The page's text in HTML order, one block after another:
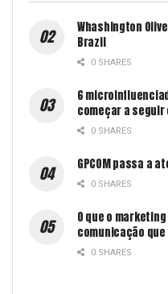
Whashington
Brazil
0 SHARES
6
começar a seguir
0 SHARES
GPCOM passa a
0 SHARES
O que o
comunicação
0 SHARES